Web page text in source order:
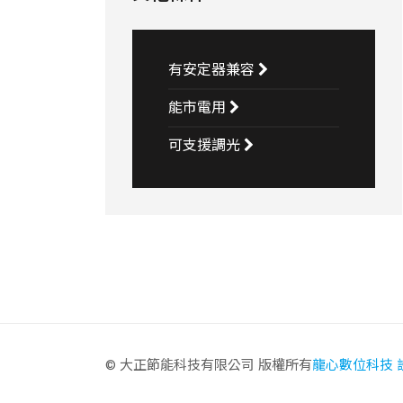
有安定器兼容
能市電用
可支援調光
© 大正節能科技有限公司 版權所有龍心數位科技